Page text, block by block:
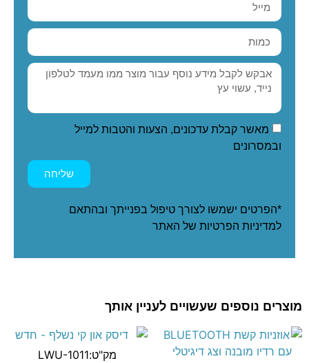
מאשר קבלת עדכונים, הצעות והטבות למייל
ובמסרונים
שליחה
*הפרטים ישמשו לצורך טיפול בפנייתך ובהתאם
למדיניות הפרטיות של האתר
מוצרים נוספים שעשויים לעניין אותך
מק"ט:LWU-1011